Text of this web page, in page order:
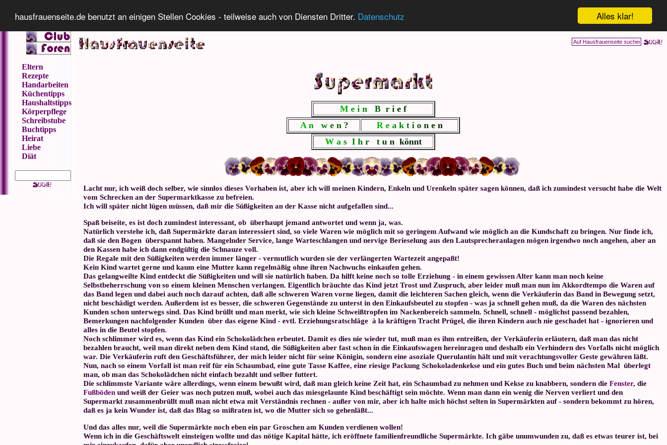
Alles klar!
hausfrauenseite.de benutzt an einigen Stellen Cookies - teilweise auch von Diensten Dritter. Datenschutz
Eltern
Rezepte
Handarbeiten
Küchentipps
Haushaltstipps
Körperpflege
Schreibstube
Buchtipps
Heirat
Liebe
Diät
M e i n B r i e f
A n w e n ? R e a k t i o n e n
W a s I h r t u n könnt
Lacht nur, ich weiß doch selber, wie sinnlos dieses Vorhaben ist, aber ich will meinen Kindern, Enkeln und Urenkeln später sagen können, daß ich zumindest versucht habe die Welt
vom Schrecken an der Supermarktkasse zu befreien.
Ich will später nicht lügen müssen, daß mir die Süßigkeiten an der Kasse nicht aufgefallen sind...
Spaß beiseite, es ist doch zumindest interessant, ob überhaupt jemand antwortet und wenn ja, was.
Natürlich verstehe ich, daß Supermärkte daran interessiert sind, so viele Waren wie möglich mit so geringem Aufwand wie möglich an die Kundschaft zu bringen. Nur finde ich,
daß sie den Bogen überspannt haben. Mangelnder Service, lange Warteschlangen und nervige Berieselung aus den Lautsprecheranlagen mögen irgendwo noch angehen, aber an
den Kassen habe ich dann endgültig die Schnauze voll.
Die Regale mit den Süßigkeiten werden immer länger - vermutlich wurden sie der verlängerten Wartezeit angepaßt!
Kein Kind wartet gerne und kaum eine Mutter kann regelmäßig ohne ihren Nachwuchs einkaufen gehen.
Das gelangweilte Kind entdeckt die Süßigkeiten und will sie natürlich haben. Da hilft keine noch so tolle Erziehung - in einem gewissen Alter kann man noch keine
Selbstbeherrschung von so einem kleinen Menschen verlangen. Eigentlich bräuchte das Kind jetzt Trost und Zuspruch, aber leider muß man nun im Akkordtempo die Waren auf
das Band legen und dabei auch noch darauf achten, daß alle schweren Waren vorne liegen, damit die leichteren Sachen gleich, wenn die Verkäuferin das Band in Bewegung setzt,
nicht beschädigt werden. Außerdem ist es besser, die schweren Gegenstände zu unterst in den Einkaufsbeutel zu stopfen - was ja schnell gehen muß, da die Waren des nächsten
Kunden schon unterwegs sind. Das Kind brüllt und man merkt, wie sich kleine Schweißtropfen im Nackenbereich sammeln. Schnell, schnell - möglichst passend bezahlen,
Bemerkungen nachfolgender Kunden über das eigene Kind - evtl. Erziehungsratschläge à la kräftigen Tracht Prügel, die ihren Kindern auch nie geschadet hat - ignorieren und
alles in die Beutel stopfen.
Noch schlimmer wird es, wenn das Kind ein Schokolädchen erbeutet. Damit es dies nie wieder tut, muß man es ihm entreißen, der Verkäuferin erläutern, daß man das nicht
bezahlen braucht, weil man direkt neben dem Kind stand, die Süßigkeiten aber fast schon in die Einkaufswagen hereinragen und deshalb ein Verhindern des Vorfalls nicht möglich
war. Die Verkäuferin ruft den Geschäftsführer, der mich leider nicht für seine Königin, sondern eine asoziale Querulantin hält und mit verachtungsvoller Geste gewähren läßt.
Nun, nach so einem Vorfall ist man reif für ein Schaumbad, eine gute Tasse Kaffee, eine riesige Packung Schokoladenkekse und ein gutes Buch und beim nächsten Mal überlegt
man, ob man das Schokolädchen nicht einfach bezahlt und selber futtert.
Die schlimmste Variante wäre allerdings, wenn einem bewußt wird, daß man gleich keine Zeit hat, ein Schaumbad zu nehmen und Kekse zu knabbern, sondern die Fenster, die
Fußböden und weiß der Geier was noch putzen muß, wobei auch das miesgelaunte Kind beschäftigt sein möchte. Wenn man dann ein wenig die Nerven verliert und den
Supermarkt zusammenbrüllt muß man nicht etwa mit Verständnis rechnen - außer von mir, aber ich halte mich höchst selten in Supermärkten auf - sondern bekommt zu hören,
daß es ja kein Wunder ist, daß das Blag so mißraten ist, wo die Mutter sich so gehenläßt...
Und das alles nur, weil die Supermärkte noch eben ein par Groschen am Kunden verdienen wollen!
Wenn ich in die Geschäftswelt einsteigen wollte und das nötige Kapital hätte, ich eröffnete familienfreundliche Supermärkte. Ich gäbe unumwunden zu, daß es etwas teurer ist, bei